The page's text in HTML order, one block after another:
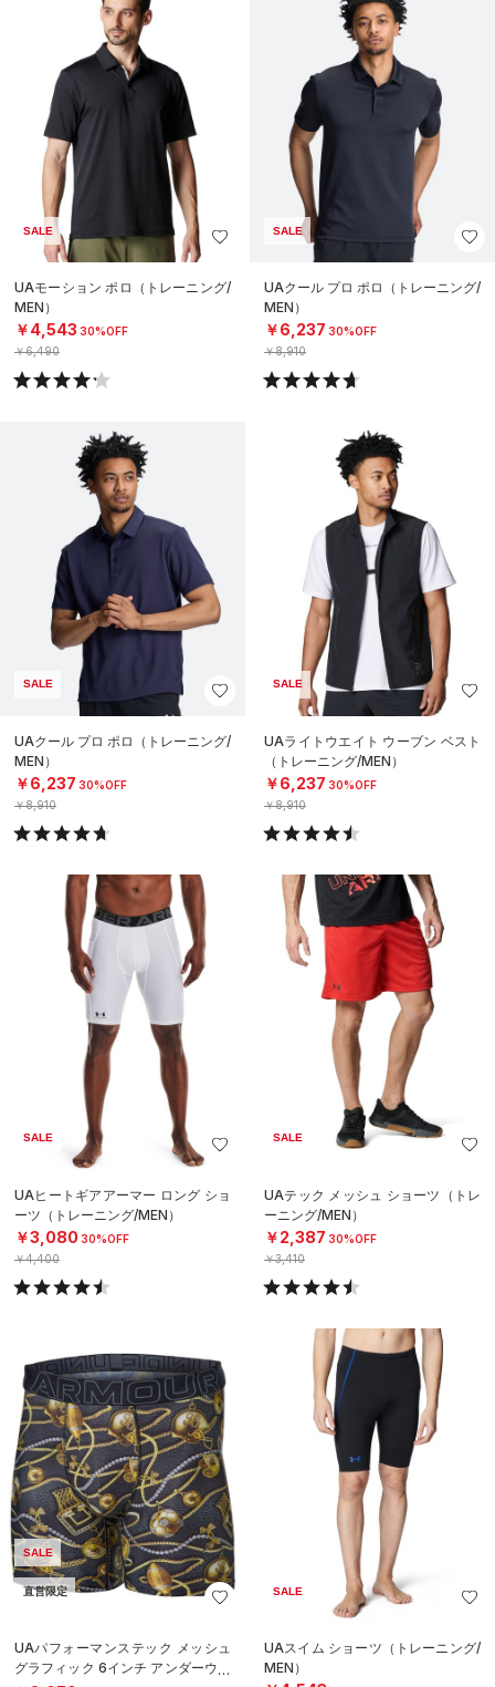
SALE
UAモーション ポロ（トレーニング/
MEN）
￥4,543 30%OFF
￥6,490
SALE
UAクール プロ ポロ（トレーニング/
MEN）
￥6,237 30%OFF
￥8,910
SALE
UAクール プロ ポロ（トレーニング/
MEN）
￥6,237 30%OFF
￥8,910
SALE
UAライトウエイト ウーブン ベスト
（トレーニング/MEN）
￥6,237 30%OFF
￥8,910
SALE
UAヒートギアアーマー ロング ショ
ーツ（トレーニング/MEN）
￥3,080 30%OFF
￥4,400
SALE
UAテック メッシュ ショーツ（トレ
ーニング/MEN）
￥2,387 30%OFF
￥3,410
SALE
直営限定
UAパフォーマンステック メッシュ
グラフィック 6インチ アンダーウェ
SALE
UAスイム ショーツ（トレーニング/
MEN）